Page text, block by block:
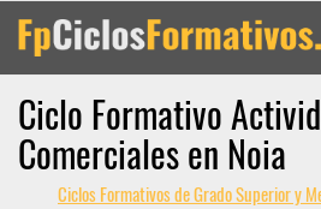
Ciclo Formativo
Comerciales en Noia
Ciclos Formativos de Grado Superior y